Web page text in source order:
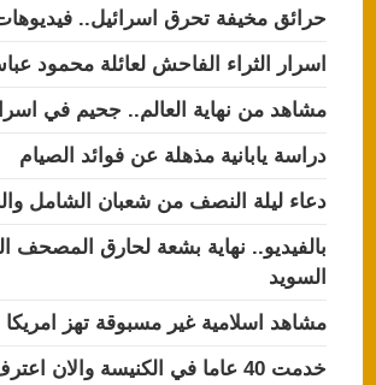
حرائق مخيفة تحرق اسرائيل..
اسرار الثراء الفاحش لعائلة محمود
مشاهد من نهاية العالم.. جحيم في
دراسة يابانية مذهلة عن فوائد الصيام
دعاء ليلة النصف من شعبان الشامل
بالفيديو.. نهاية بشعة لحارق
السويد
مشاهد اسلامية غير مسبوقة تهز امريكا
خدمت 40 عاما في الكنيسة والان اعترف بهذا السر!